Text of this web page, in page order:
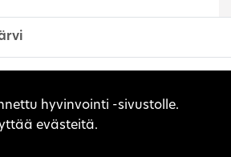
evästeet
hyvinvointi -sivustolle.
evästeitä.